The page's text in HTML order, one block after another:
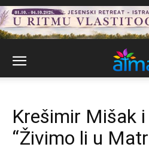
Krešimir Mišak
“Živimo li u